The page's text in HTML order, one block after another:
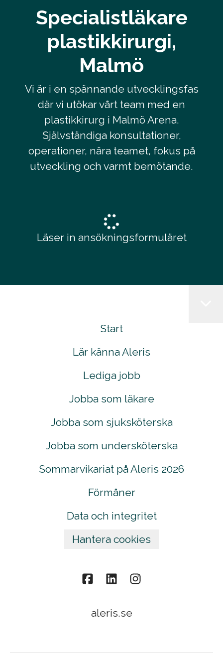
Specialistläkare
plastikkirurgi,
Malmö
Vi är i en spännande utvecklingsfas
där vi utökar vårt team med en
plastikkirurg i Malmö Arena.
Självständiga konsultationer,
operationer, nära teamet, fokus på
utveckling och varmt bemötande.
Läser in ansökningsformuläret
Start
Lär känna Aleris
Lediga jobb
Jobba som läkare
Jobba som sjuksköterska
Jobba som undersköterska
Sommarvikariat på Aleris 2026
Förmåner
Data och integritet
Hantera cookies
aleris.se